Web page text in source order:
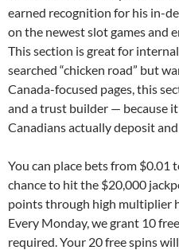
earned recognition for his in-
on the newest slot games and
This section is great for
searched “chicken road” but
Canada-focused pages, this
and a trust builder — because
Canadians actually deposit
You can place bets from $0.01
chance to hit the $20,000
points through high multiplier
Every Monday, we grant 10
required. Your 20 free spins